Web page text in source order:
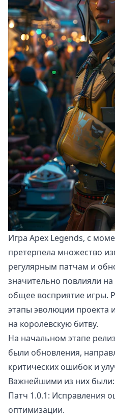
Игра Apex Legends, с
претерпела множество
регулярным патчам и
значительно повлияли
общее восприятие игры.
этапы эволюции проекта
на королевскую битву.
На начальном этапе
были обновления,
критических ошибок и
Важнейшими из них были:
Патч 1.0.1: Исправления
оптимизации.